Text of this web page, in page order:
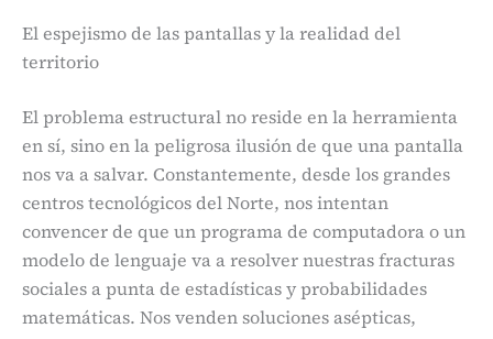
El espejismo de las pantallas y la realidad del
territorio
El problema estructural no reside en la herramienta
en sí, sino en la peligrosa ilusión de que una pantalla
nos va a salvar. Constantemente, desde los grandes
centros tecnológicos del Norte, nos intentan
convencer de que un programa de computadora o un
modelo de lenguaje va a resolver nuestras fracturas
sociales a punta de estadísticas y probabilidades
matemáticas. Nos venden soluciones asépticas,